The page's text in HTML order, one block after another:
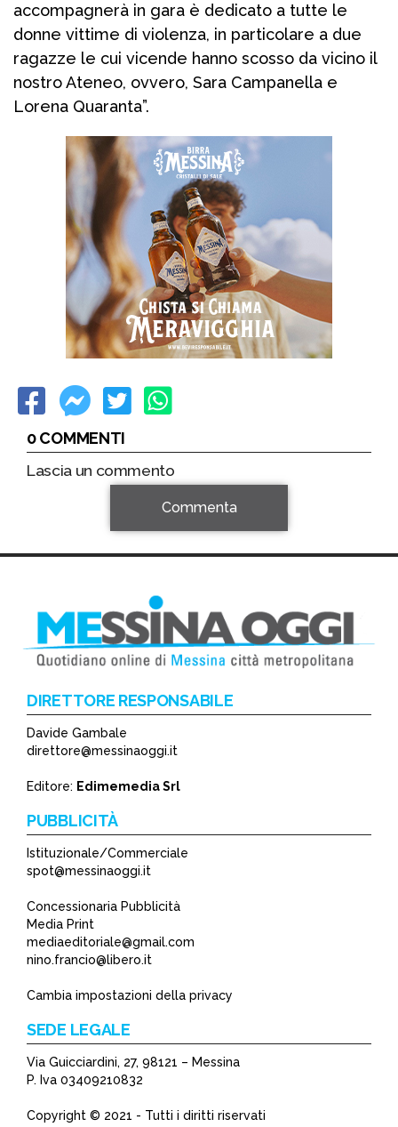
accompagnerà in gara è dedicato a tutte le
donne vittime di violenza, in particolare a due
ragazze le cui vicende hanno scosso da vicino il
nostro Ateneo, ovvero, Sara Campanella e
Lorena Quaranta”.
0 COMMENTI
Lascia un commento
*
Commenta
DIRETTORE RESPONSABILE
Davide Gambale
direttore@messinaoggi.it
Editore: Edimemedia Srl
PUBBLICITÀ
Istituzionale/Commerciale
spot@messinaoggi.it
Concessionaria Pubblicità
Media Print
mediaeditoriale@gmail.com
nino.francio@libero.it
Cambia impostazioni della privacy
SEDE LEGALE
Via Guicciardini, 27, 98121 – Messina
P. Iva 03409210832
Copyright © 2021 - Tutti i diritti riservati